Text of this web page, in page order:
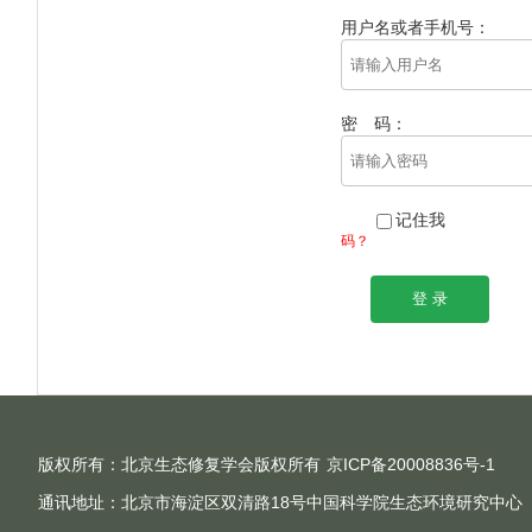
用户名或者手机号：
密 码：
记住我
码？
版权所有：北京生态修复学会版权所有 京ICP备20008836号-1
通讯地址：北京市海淀区双清路18号中国科学院生态环境研究中心